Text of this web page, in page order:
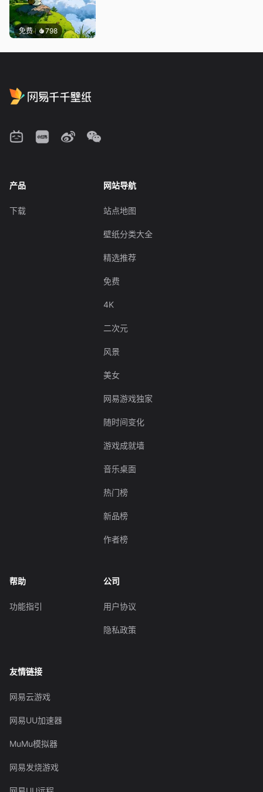
免费 798
产品
下载
网站导航
站点地图
壁纸分类大全
精选推荐
免费
4K
二次元
风景
美女
网易游戏独家
随时间变化
游戏成就墙
音乐桌面
热门榜
新品榜
作者榜
帮助
功能指引
公司
用户协议
隐私政策
友情链接
网易云游戏
网易UU加速器
MuMu模拟器
网易发烧游戏